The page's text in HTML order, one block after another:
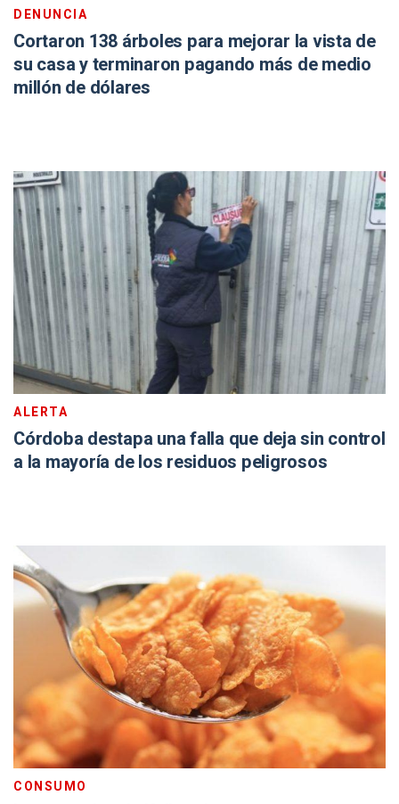
DENUNCIA
Cortaron 138 árboles para mejorar la vista de
su casa y terminaron pagando más de medio
millón de dólares
ALERTA
Córdoba destapa una falla que deja sin control
a la mayoría de los residuos peligrosos
CONSUMO